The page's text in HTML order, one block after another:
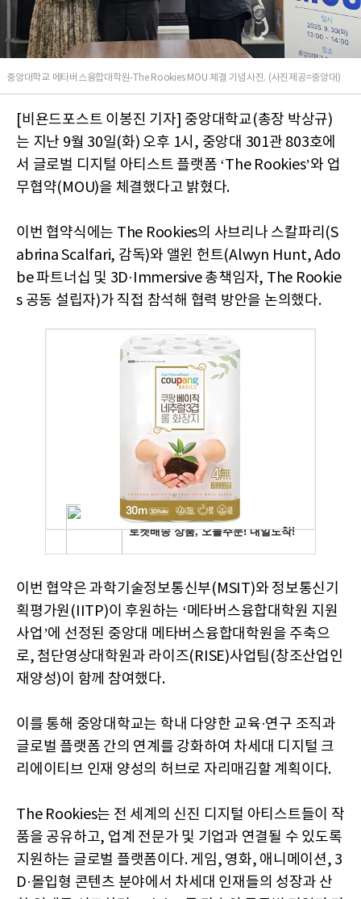
중앙대학교 메타버스융합대학원-The Rookies MOU 체결 기념사진. (사진제공=중앙대)
[비욘드포스트 이봉진 기자] 중앙대학교(총장 박상규)
는 지난 9월 30일(화) 오후 1시, 중앙대 301관 803호에
서 글로벌 디지털 아티스트 플랫폼 ‘The Rookies’와 업
무협약(MOU)을 체결했다고 밝혔다.
이번 협약식에는 The Rookies의 사브리나 스칼파리(S
abrina Scalfari, 감독)와 앨윈 헌트(Alwyn Hunt, Ado
be 파트너십 및 3D·Immersive 총책임자, The Rookie
s 공동 설립자)가 직접 참석해 협력 방안을 논의했다.
이번 협약은 과학기술정보통신부(MSIT)와 정보통신기
획평가원(IITP)이 후원하는 ‘메타버스융합대학원 지원
사업’에 선정된 중앙대 메타버스융합대학원을 주축으
로, 첨단영상대학원과 라이즈(RISE)사업팀(창조산업인
재양성)이 함께 참여했다.
이를 통해 중앙대학교는 학내 다양한 교육·연구 조직과
글로벌 플랫폼 간의 연계를 강화하여 차세대 디지털 크
리에이티브 인재 양성의 허브로 자리매김할 계획이다.
The Rookies는 전 세계의 신진 디지털 아티스트들이 작
품을 공유하고, 업계 전문가 및 기업과 연결될 수 있도록
지원하는 글로벌 플랫폼이다. 게임, 영화, 애니메이션, 3
D·몰입형 콘텐츠 분야에서 차세대 인재들의 성장과 산